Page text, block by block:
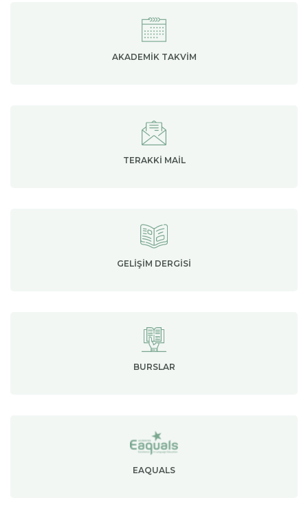
AKADEMIK TAKVIM
TERAKKI MAIL
GELIŞIM DERGISI
BURSLAR
EAQUALS